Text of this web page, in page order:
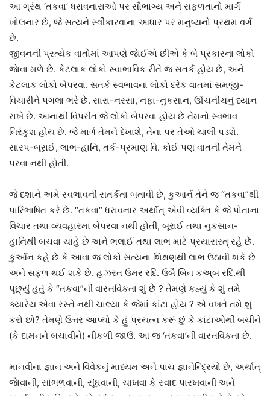
આ ગ્રંથ ‘તકવા’ ધરાવનારાઓ પર સૌભાગ્ય અને સફળતાનો માર્ગ
ખોલનાર છે, જે સત્યને સ્વીકારવાના આધાર પર મનુષ્યનો પ્રથમ વર્ગ
છે.
જીવનની પ્રત્યેક વાતોમાં આપણે જાેઈએ છીએ કે બે પ્રકારના લોકો
જાેવા મળે છે. કેટલાક લોકો સ્વાભાવિક રીતે જ સતર્ક હોય છે, અને
કેટલાક લોકો બેપરવા. સતર્ક સ્વભાવના લોકો દરેક વાતમાં સમજી-
વિચારીને પગલા ભરે છે. સારા-નરસા, નફા-નુકસાન, ઊંચનીચનું ધ્યાન
રાખે છે. આનાથી વિપરીત જે લોકો બેપરવા હોય છે તેમનો સ્વભાવ
નિરંકુશ હોય છે. જે માર્ગ તેમને દેખાશે, તેના પર તેઓ ચાલી પડશે.
સારપ-બૂરાઈ, લાભ-હાનિ, તર્ક-પ્રમાણ વિ. કોઈ પણ વાતની તેમને
પરવા નથી હોતી.
જે દશાને અમે સ્વભાવની સતર્કતા બતાવી છે, કુઆર્ન તેને જ “તકવા”થી
પારિભાષિત કરે છે. “તકવા” ધરાવનાર અર્થાત્‌ એવી વ્યક્તિ કે જે પોતાના
વિચાર તથા વ્યવહારમાં બેપરવા નથી હોતી, બૂરાઈ તથા નુકસાન-
હાનિથી બચવા ચાહે છે અને ભલાઈ તથા લાભ માટે પ્રયાસરત્‌ રહે છે.
કુર્આન કહે છે કે આવા જ લોકો સત્યના શિક્ષણથી લાભ ઉઠાવી શકે છે
અને સફળ થઈ શકે છે. હઝરત ઉમર રદિ. ઉબૈ બિન કઅ્‌બ રદિ.થી
પૂછ્યું હતું કે “તકવા”ની વાસ્તવિકતા શું છે ? તેમણે કહ્યું કે શું તમે
ક્યારેય એવા રસ્તે નથી ચાલ્યા કે જેમાં કાંટા હોય ? એ વખતે તમે શું
કરો છો? તેમણે ઉત્તર આપ્યો કે હું પ્રયત્ન કરૂં છું કે કાંટાઓથી બચીને
(કે દામનને બચાવીને) નીકળી જાઉં. આ જ ‘તકવા’ની વાસ્તવિકતા છે.
માનવીના જ્ઞાન અને વિવેકનું માધ્યમ અને પાંચ જ્ઞાનેન્દ્રિયો છે, અર્થાત્‌
જાેવાની, સાંભળવાની, સૂંઘવાની, ચાખવા કે સ્વાદ પારખવાની અને